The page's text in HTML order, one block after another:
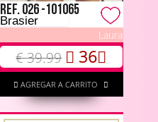
Ref. 026 -101065
Brasier
Laura
€ 39.99 36
AGREGAR A CARRITO